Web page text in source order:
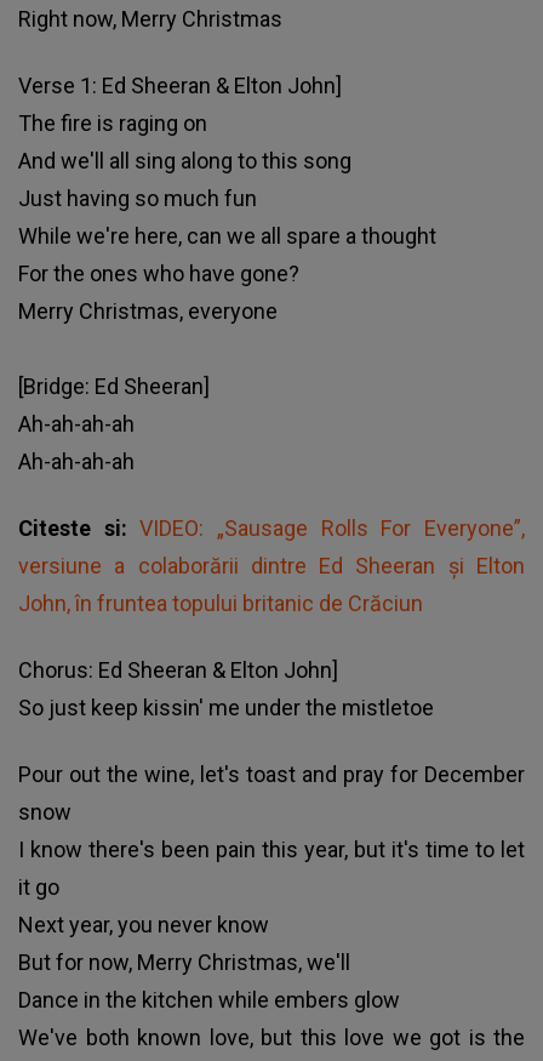
Right now, Merry Christmas
Verse 1: Ed Sheeran & Elton John]
The fire is raging on
And we'll all sing along to this song
Just having so much fun
While we're here, can we all spare a thought
For the ones who have gone?
Merry Christmas, everyone
[Bridge: Ed Sheeran]
Ah-ah-ah-ah
Ah-ah-ah-ah
Citeste si:VIDEO: „Sausage Rolls For Everyone”,
versiune a colaborării dintre Ed Sheeran şi Elton
John, în fruntea topului britanic de Crăciun
Chorus: Ed Sheeran & Elton John]
So just keep kissin' me under the mistletoe
Pour out the wine, let's toast and pray for December
snow
I know there's been pain this year, but it's time to let
it go
Next year, you never know
But for now, Merry Christmas, we'll
Dance in the kitchen while embers glow
We've both known love, but this love we got is the